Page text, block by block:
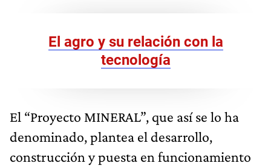
El agro y su relación con la
tecnología
El “Proyecto MINERAL”, que así se lo ha
denominado, plantea el desarrollo,
construcción y puesta en funcionamiento